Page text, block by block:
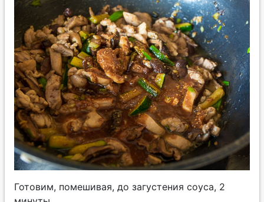
Готовим, помешивая, до загустения соуса, 2